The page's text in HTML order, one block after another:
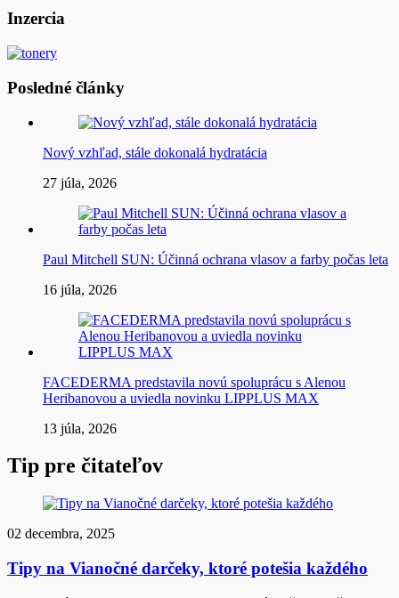
Inzercia
Posledné články
Nový vzhľad, stále dokonalá hydratácia
27 júla, 2026
Paul Mitchell SUN: Účinná ochrana vlasov a farby počas leta
16 júla, 2026
FACEDERMA predstavila novú spoluprácu s Alenou
Heribanovou a uviedla novinku LIPPLUS MAX
13 júla, 2026
Tip pre čitateľov
02 decembra, 2025
Tipy na Vianočné darčeky, ktoré potešia každého